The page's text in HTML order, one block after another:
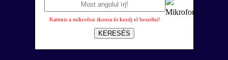
Kattints a mikrofon ikonra és kezdj el beszélni!
KERESÉS